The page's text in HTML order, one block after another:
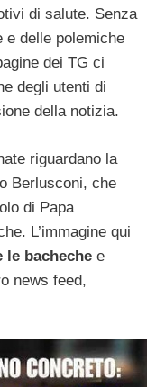
di salute. Senza
e delle polemiche
dei TG ci
degli utenti di
della notizia.
riguardano la
Berlusconi, che
di Papa
L’immagine qui
bacheche e
news feed,